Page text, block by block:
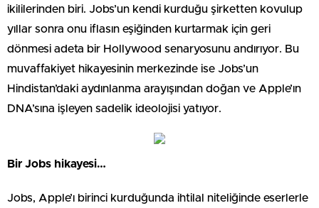
ikililerinden biri. Jobs’un kendi kurduğu şirketten kovulup
yıllar sonra onu iflasın eşiğinden kurtarmak için geri
dönmesi adeta bir Hollywood senaryosunu andırıyor. Bu
muvaffakiyet hikayesinin merkezinde ise Jobs’un
Hindistan’daki aydınlanma arayışından doğan ve Apple’ın
DNA’sına işleyen sadelik ideolojisi yatıyor.
Bir Jobs hikayesi…
Jobs, Apple’ı birinci kurduğunda ihtilal niteliğinde eserlerle